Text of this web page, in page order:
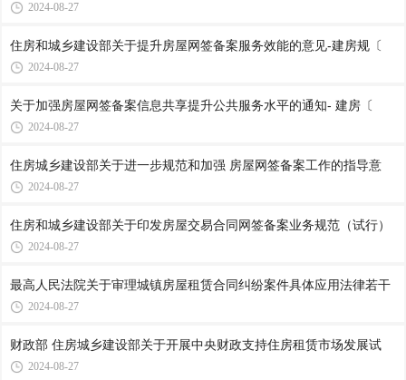
2024-08-27
住房和城乡建设部关于提升房屋网签备案服务效能的意见-建房规〔
2024-08-27
关于加强房屋网签备案信息共享提升公共服务水平的通知- 建房〔
2024-08-27
住房城乡建设部关于进一步规范和加强 房屋网签备案工作的指导意
2024-08-27
住房和城乡建设部关于印发房屋交易合同网签备案业务规范（试行）
2024-08-27
最高人民法院关于审理城镇房屋租赁合同纠纷案件具体应用法律若干
2024-08-27
财政部 住房城乡建设部关于开展中央财政支持住房租赁市场发展试
2024-08-27